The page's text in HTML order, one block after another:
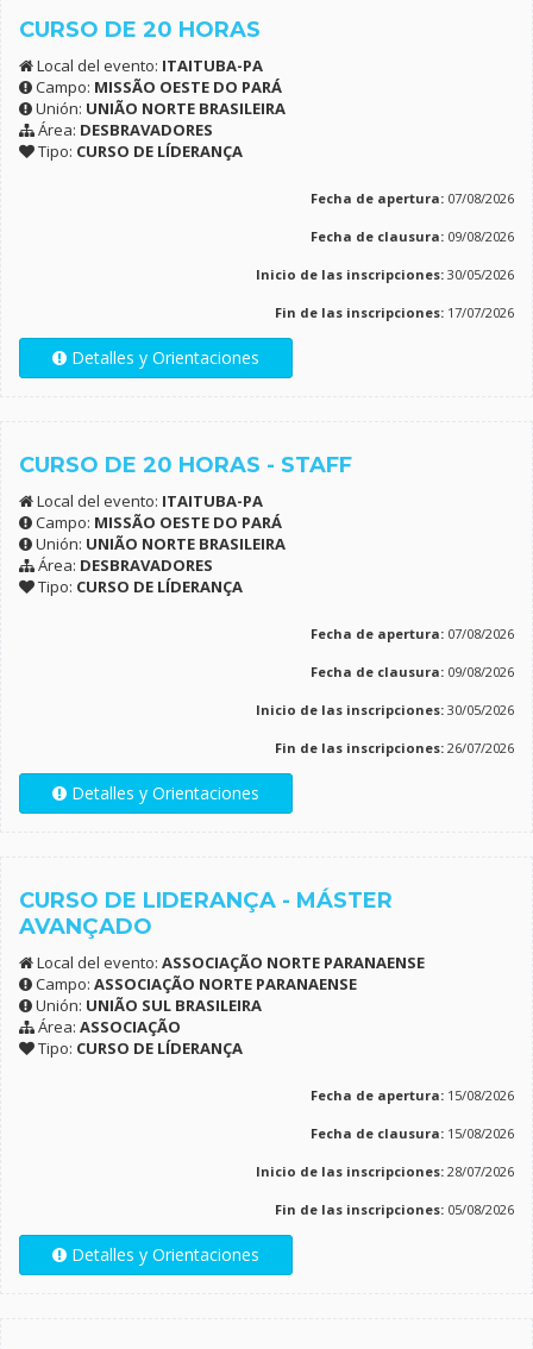
CURSO DE 20 HORAS
Local del evento: ITAITUBA-PA
Campo: MISSÃO OESTE DO PARÁ
Unión: UNIÃO NORTE BRASILEIRA
Área: DESBRAVADORES
Tipo: CURSO DE LÍDERANÇA
Fecha de apertura: 07/08/2026
Fecha de clausura: 09/08/2026
Inicio de las inscripciones: 30/05/2026
Fin de las inscripciones: 17/07/2026
Detalles y Orientaciones
CURSO DE 20 HORAS - STAFF
Local del evento: ITAITUBA-PA
Campo: MISSÃO OESTE DO PARÁ
Unión: UNIÃO NORTE BRASILEIRA
Área: DESBRAVADORES
Tipo: CURSO DE LÍDERANÇA
Fecha de apertura: 07/08/2026
Fecha de clausura: 09/08/2026
Inicio de las inscripciones: 30/05/2026
Fin de las inscripciones: 26/07/2026
Detalles y Orientaciones
CURSO DE LIDERANÇA - MÁSTER
AVANÇADO
Local del evento: ASSOCIAÇÃO NORTE PARANAENSE
Campo: ASSOCIAÇÃO NORTE PARANAENSE
Unión: UNIÃO SUL BRASILEIRA
Área: ASSOCIAÇÃO
Tipo: CURSO DE LÍDERANÇA
Fecha de apertura: 15/08/2026
Fecha de clausura: 15/08/2026
Inicio de las inscripciones: 28/07/2026
Fin de las inscripciones: 05/08/2026
Detalles y Orientaciones